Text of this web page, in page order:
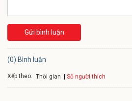
Gửi bình luận
(0) Bình luận
Xếp theo: Thời gian Số người thích